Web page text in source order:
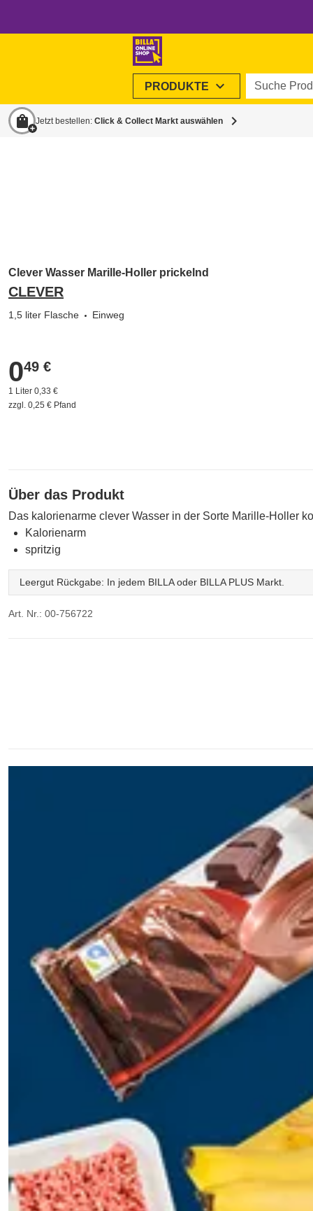
PRODUKTE expand_more Suche
shopping_bag Jetzt bestellen: Click & Collect Markt auswählen chevron_right
Clever Wasser Marille-Holler prickelnd
CLEVER
1,5 liter Flasche Einweg
0,49 €
049 €
1 Liter 0,33 €
zzgl. 0,25 € Pfand
Über das Produkt
Das kalorienarme clever Wasser in der Sorte Marille-Holler
Kalorienarm
spritzig
Leergut Rückgabe: In jedem BILLA oder BILLA PLUS Markt.
Art. Nr.: 00-756722